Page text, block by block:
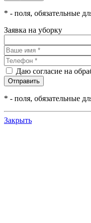
* - поля, обязательные
Заявка на уборку
Даю согласие на
* - поля, обязательные
Закрыть